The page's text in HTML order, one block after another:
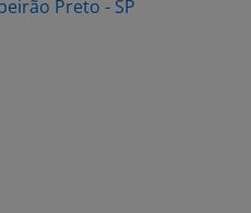
Preto - SP